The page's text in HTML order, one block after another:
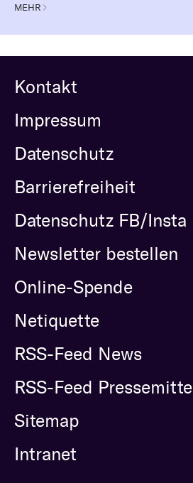
MEHR
Kontakt
Impressum
Datenschutz
Barrierefreiheit
Datenschutz FB/Insta
Newsletter bestellen
Online-Spende
Netiquette
RSS-Feed News
RSS-Feed
Sitemap
Intranet